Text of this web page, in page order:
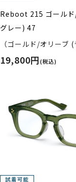
Reboot 215 ゴールド
グレー) 47
（ゴールド/オリーブ (
19,800円(税込)